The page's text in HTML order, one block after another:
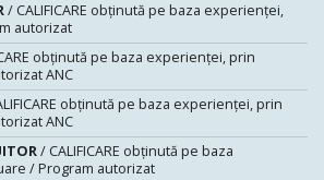
/ CALIFICARE obținută pe baza experienței,
autorizat
obținută pe baza experienței, prin
ANC
obținută pe baza experienței, prin
ANC
/ CALIFICARE obținută pe baza
/ Program autorizat